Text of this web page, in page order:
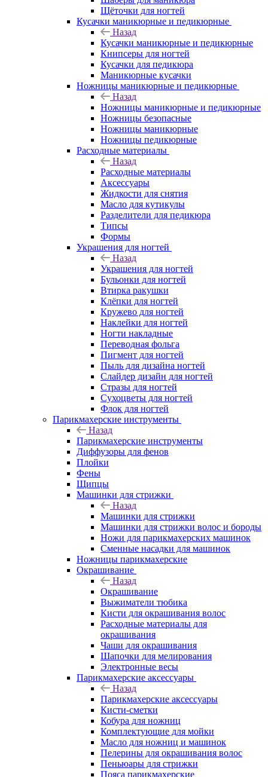
Щёточки для ногтей
Кусачки маникюрные и педикюрные
Назад
Кусачки маникюрные и педикюрные
Книпсеры для ногтей
Кусачки для педикюра
Маникюрные кусачки
Ножницы маникюрные и педикюрные
Назад
Ножницы маникюрные и педикюрные
Ножницы безопасные
Ножницы маникюрные
Ножницы педикюрные
Расходные материалы
Назад
Расходные материалы
Аксессуары
Жидкости для снятия
Масло для кутикулы
Разделители для педикюра
Типсы
Формы
Украшения для ногтей
Назад
Украшения для ногтей
Бульонки для ногтей
Втирка ракушки
Клёпки для ногтей
Кружево для ногтей
Наклейки для ногтей
Ногти накладные
Переводная фольга
Пигмент для ногтей
Пыль для дизайна ногтей
Слайдер дизайн для ногтей
Стразы для ногтей
Сухоцветы для ногтей
Флок для ногтей
Парикмахерские инструменты
Назад
Парикмахерские инструменты
Диффузоры для фенов
Плойки
Фены
Щипцы
Машинки для стрижки
Назад
Машинки для стрижки
Машинки для стрижки волос и бороды
Ножи для парикмахерских машинок
Сменные насадки для машинок
Ножницы парикмахерские
Окрашивание
Назад
Окрашивание
Выжиматели тюбика
Кисти для окрашивания волос
Расходные материалы для
окрашивания
Чаши для окрашивания
Шапочки для мелирования
Электронные весы
Парикмахерские аксессуары
Назад
Парикмахерские аксессуары
Кисти-сметки
Кобура для ножниц
Комплектующие для мойки
Масло для ножниц и машинок
Пелерины для окрашивания волос
Пеньюары для стрижки
Пояса парикмахерские